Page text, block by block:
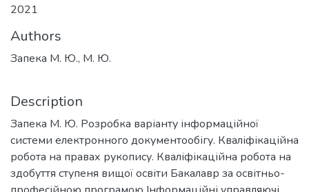
2021
Authors
Запека М. Ю., М. Ю.
Description
Запека М. Ю. Розробка варіанту інформаційної
системи електронного документообігу. Кваліфікаційна
робота на правах рукопису. Кваліфікаційна робота на
здобуття ступеня вищої освіти Бакалавр за освітньо-